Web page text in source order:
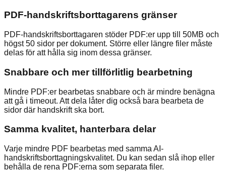
PDF-handskriftsborttagarens gränser
PDF-handskriftsborttagaren stöder PDF:er upp till 50MB och
högst 50 sidor per dokument. Större eller längre filer måste
delas för att hålla sig inom dessa gränser.
Snabbare och mer tillförlitlig bearbetning
Mindre PDF:er bearbetas snabbare och är mindre benägna
att gå i timeout. Att dela låter dig också bara bearbeta de
sidor där handskrift ska bort.
Samma kvalitet, hanterbara delar
Varje mindre PDF bearbetas med samma AI-
handskriftsborttagningskvalitet. Du kan sedan slå ihop eller
behålla de rena PDF:erna som separata filer.